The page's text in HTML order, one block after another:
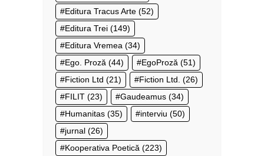
Editura Tracus Arte (52)
Editura Trei (149)
Editura Vremea (34)
Ego. Proză (44) EgoProză (51)
Fiction Ltd (21) Fiction Ltd. (26)
FILIT (23) Gaudeamus (34)
Humanitas (35) interviu (50)
jurnal (26)
Kooperativa Poetică (223)